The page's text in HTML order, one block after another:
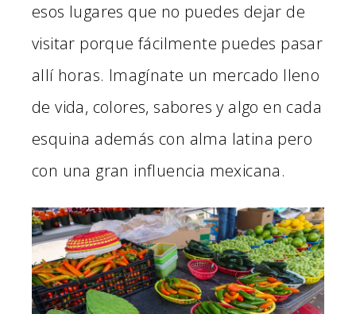
esos lugares que no puedes dejar de
visitar porque fácilmente puedes pasar
allí horas. Imagínate un mercado lleno
de vida, colores, sabores y algo en cada
esquina además con alma latina pero
con una gran influencia mexicana.